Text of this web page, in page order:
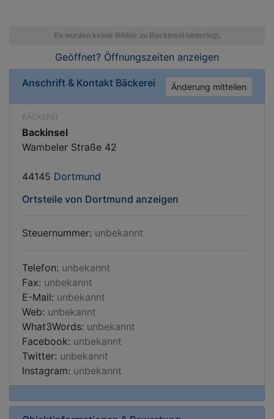
Geöffnet? Öffnungszeiten anzeigen
Anschrift & Kontakt Bäckerei Änderung mitteilen
BÄCKEREI
Backinsel
Wambeler Straße 42
44145 Dortmund
Ortsteile von Dortmund anzeigen
Steuernummer: unbekannt
Telefon: unbekannt
Fax: unbekannt
E-Mail: unbekannt
Web: unbekannt
What3Words: unbekannt
Facebook: unbekannt
Twitter: unbekannt
Instagram: unbekannt